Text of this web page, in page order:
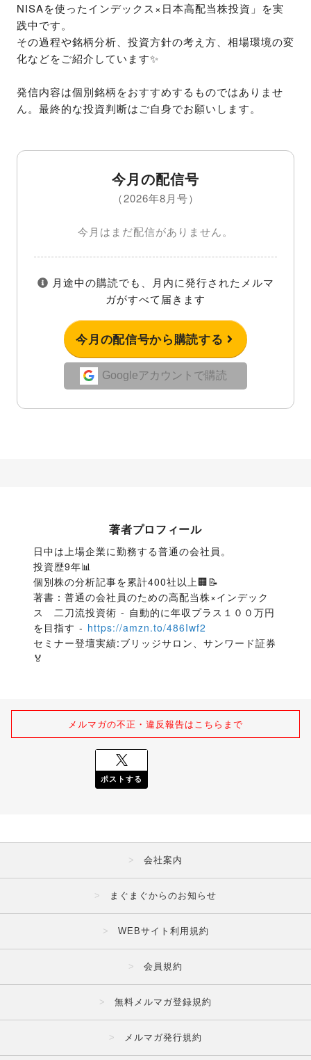
NISAを使ったインデックス×日本高配当株投資」を実
践中です。
その過程や銘柄分析、投資方針の考え方、相場環境の変
化などをご紹介しています✨
発信内容は個別銘柄をおすすめするものではありませ
ん。最終的な投資判断はご自身でお願いします。
今月の配信号
（2026年8月号）
今月はまだ配信がありません。
月途中の購読でも、月内に発行されたメルマ
ガがすべて届きます
今月の配信号から購読する
Googleアカウントで購読
著者プロフィール
日中は上場企業に勤務する普通の会社員。
投資歴9年📊
個別株の分析記事を累計400社以上🏢📝
著書：普通の会社員のための高配当株×インデック
ス　二刀流投資術 - 自動的に年収プラス１００万円
を目指す - https://amzn.to/486Iwf2
セミナー登壇実績:ブリッジサロン、サンワード証券
🏅
メルマガの不正・違反報告はこちらまで
ポストする
会社案内
まぐまぐからのお知らせ
WEBサイト利用規約
会員規約
無料メルマガ登録規約
メルマガ発行規約